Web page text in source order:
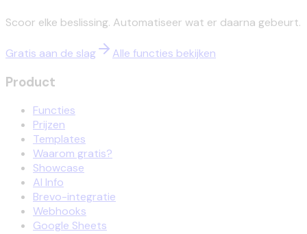
Scoor elke beslissing. Automatiseer wat er daarna gebeurt.
Gratis aan de slag Alle functies bekijken
Product
Functies
Prijzen
Templates
Waarom gratis?
Showcase
AI Info
Brevo-integratie
Webhooks
Google Sheets